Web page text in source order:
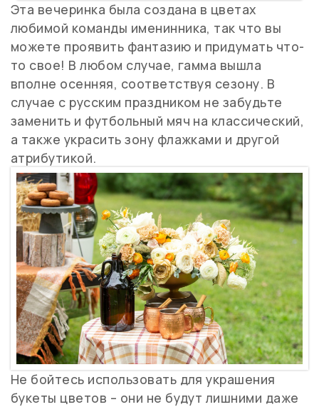
Эта вечеринка была создана в цветах
любимой команды именинника, так что вы
можете проявить фантазию и придумать что-
то свое! В любом случае, гамма вышла
вполне осенняя, соответствуя сезону. В
случае с русским праздником не забудьте
заменить и футбольный мяч на классический,
а также украсить зону флажками и другой
атрибутикой.
Не бойтесь использовать для украшения
букеты цветов – они не будут лишними даже